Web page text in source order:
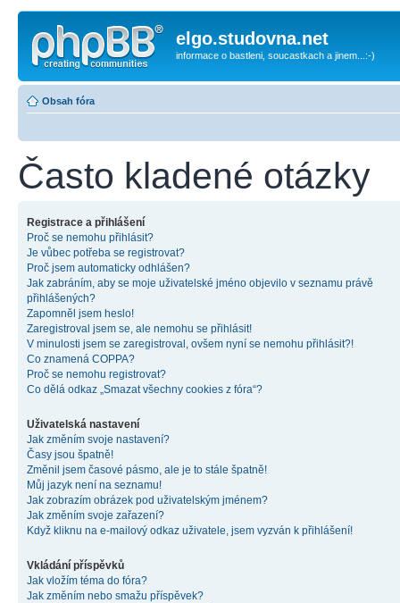
elgo.studovna.net
informace o bastleni, soucastkach a jinem...:-)
Obsah fóra
Často kladené otázky
Registrace a přihlášení
Proč se nemohu přihlásit?
Je vůbec potřeba se registrovat?
Proč jsem automaticky odhlášen?
Jak zabráním, aby se moje uživatelské jméno objevilo v seznamu právě
přihlášených?
Zapomněl jsem heslo!
Zaregistroval jsem se, ale nemohu se přihlásit!
V minulosti jsem se zaregistroval, ovšem nyní se nemohu přihlásit?!
Co znamená COPPA?
Proč se nemohu registrovat?
Co dělá odkaz „Smazat všechny cookies z fóra“?
Uživatelská nastavení
Jak změním svoje nastavení?
Časy jsou špatně!
Změnil jsem časové pásmo, ale je to stále špatně!
Můj jazyk není na seznamu!
Jak zobrazím obrázek pod uživatelským jménem?
Jak změním svoje zařazení?
Když kliknu na e-mailový odkaz uživatele, jsem vyzván k přihlášení!
Vkládání příspěvků
Jak vložím téma do fóra?
Jak změním nebo smažu příspěvek?